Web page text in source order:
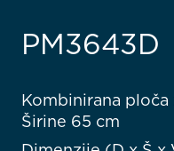
PM3643D
Kombinirana ploča
Širine 65 cm